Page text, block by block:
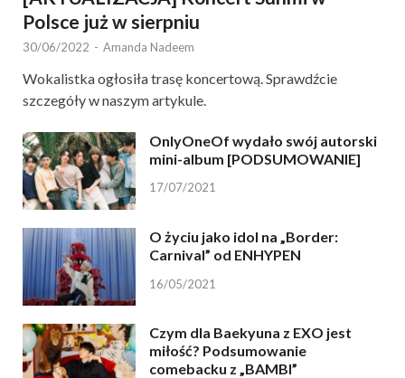
Polsce już w sierpniu
30/06/2022 - Amanda Nadeem
Wokalistka ogłosiła trasę koncertową. Sprawdźcie
szczegóły w naszym artykule.
OnlyOneOf wydało swój autorski
mini-album [PODSUMOWANIE]
17/07/2021
O życiu jako idol na „Border:
Carnival” od ENHYPEN
16/05/2021
Czym dla Baekyuna z EXO jest
miłość? Podsumowanie
comebacku z „BAMBI”